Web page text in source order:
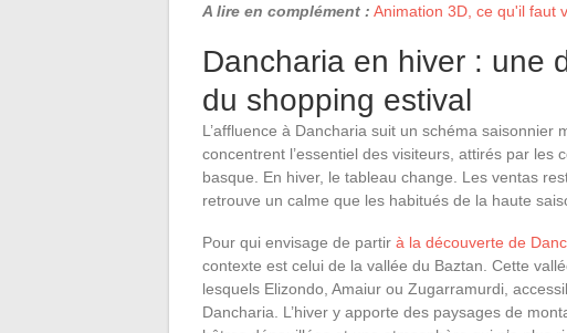
A lire en complément : Animation 3D, ce qu'il faut
Dancharia en hiver : une
du shopping estival
L’affluence à Dancharia suit un schéma saisonnier
concentrent l’essentiel des visiteurs, attirés par
basque. En hiver, le tableau change. Les ventas
retrouve un calme que les habitués de la haute
Pour qui envisage de partir à la découverte de
contexte est celui de la vallée du Baztan. Cette
lesquels Elizondo, Amaiur ou Zugarramurdi,
Dancharia. L’hiver y apporte des paysages de